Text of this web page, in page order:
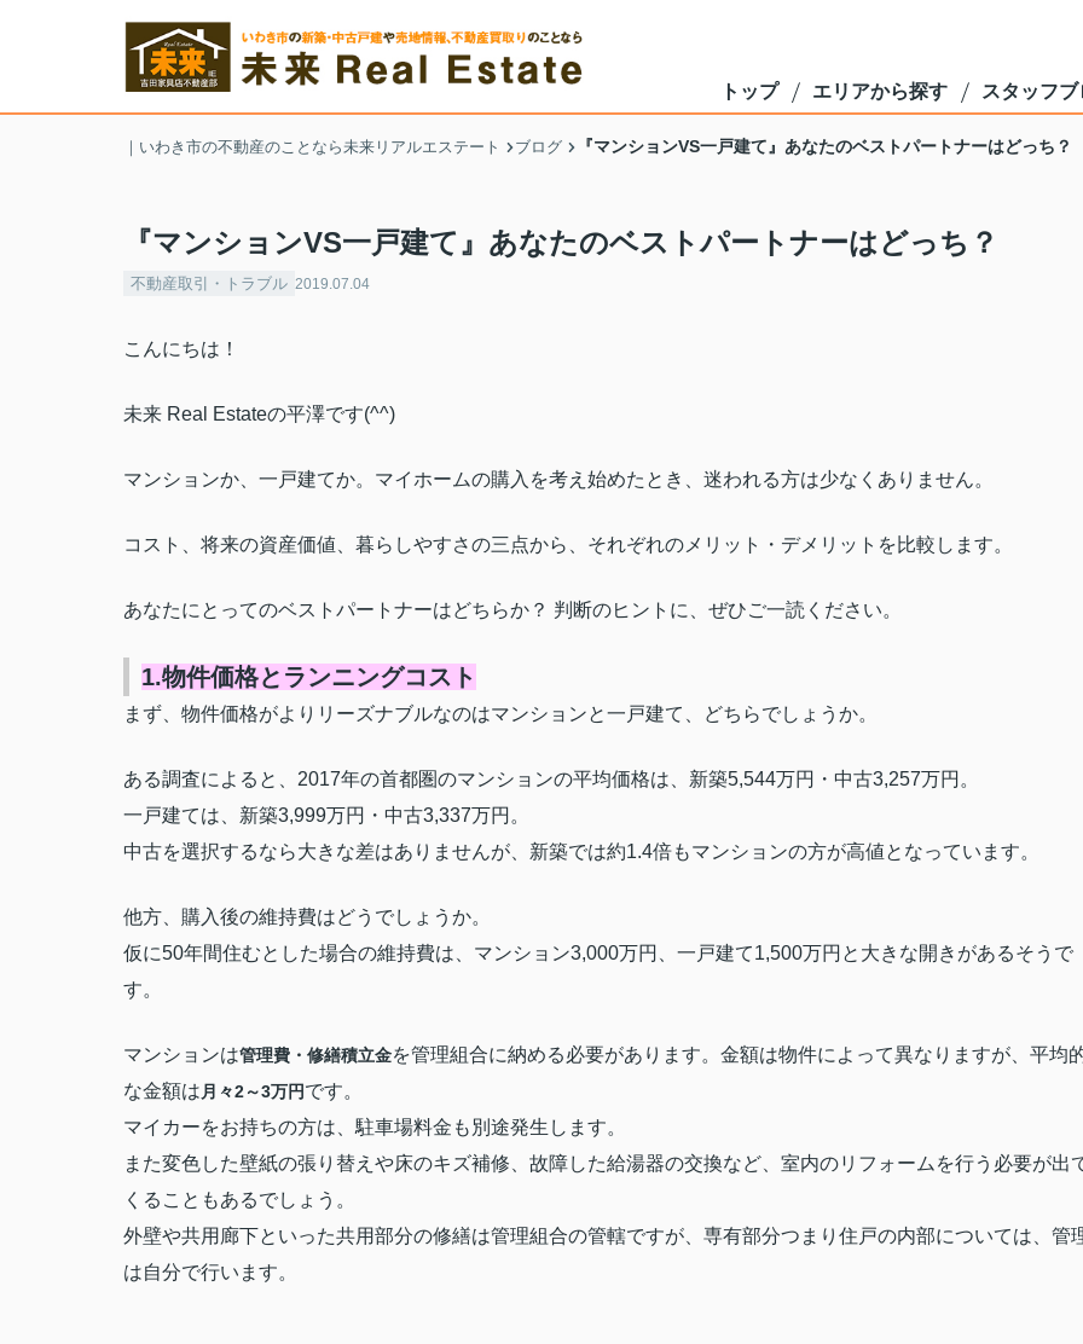
トップ エリアから探す スタッフブ
｜いわき市の不動産のことなら未来リアルエステート ブログ 『マンションVS一戸建て』あなたのベストパートナーはどっち？
『マンションVS一戸建て』あなたのベストパートナーはどっち？
不動産取引・トラブル 2019.07.04
こんにちは！
未来 Real Estateの平澤です(^^)
マンションか、一戸建てか。マイホームの購入を考え始めたとき、迷われる方は少なくありません。
コスト、将来の資産価値、暮らしやすさの三点から、それぞれのメリット・デメリットを比較します。
あなたにとってのベストパートナーはどちらか？ 判断のヒントに、ぜひご一読ください。
1.物件価格とランニングコスト
まず、物件価格がよりリーズナブルなのはマンションと一戸建て、どちらでしょうか。
ある調査によると、2017年の首都圏のマンションの平均価格は、新築5,544万円・中古3,257万円。
一戸建ては、新築3,999万円・中古3,337万円。
中古を選択するなら大きな差はありませんが、新築では約1.4倍もマンションの方が高値となっています。
他方、購入後の維持費はどうでしょうか。
仮に50年間住むとした場合の維持費は、マンション3,000万円、一戸建て1,500万円と大きな開きがあるそうで
す。
マンションは管理費・修繕積立金を管理組合に納める必要があります。金額は物件によって異なりますが、平均
な金額は 月々2～3万円です。
マイカーをお持ちの方は、駐車場料金も別途発生します。
また変色した壁紙の張り替えや床のキズ補修、故障した給湯器の交換など、室内のリフォームを行う必要が出
くることもあるでしょう。
外壁や共用廊下といった共用部分の修繕は管理組合の管轄ですが、専有部分つまり住戸の内部については、管
は自分で行います。